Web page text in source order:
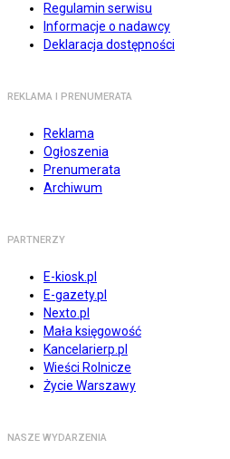
Regulamin serwisu
Informacje o nadawcy
Deklaracja dostępności
REKLAMA I PRENUMERATA
Reklama
Ogłoszenia
Prenumerata
Archiwum
PARTNERZY
E-kiosk.pl
E-gazety.pl
Nexto.pl
Mała księgowość
Kancelarierp.pl
Wieści Rolnicze
Życie Warszawy
NASZE WYDARZENIA